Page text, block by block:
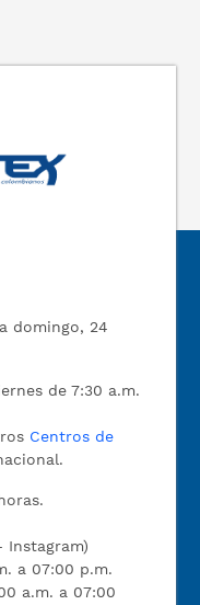
domingo, 24
de 7:30 a.m.
Centros de
Instagram)
a 07:00 p.m.
a.m. a 07:00